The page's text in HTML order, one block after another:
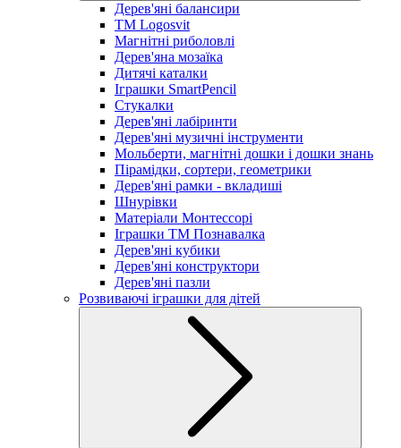
Дерев'яні балансири
TM Logosvit
Магнітні риболовлі
Дерев'яна мозаїка
Дитячі каталки
Іграшки SmartPencil
Стукалки
Дерев'яні лабіринти
Дерев'яні музичні інструменти
Мольберти, магнітні дошки і дошки знань
Пірамідки, сортери, геометрики
Дерев'яні рамки - вкладиші
Шнурівки
Матеріали Монтессорі
Іграшки ТМ Познавалка
Дерев'яні кубики
Дерев'яні конструктори
Дерев'яні пазли
Розвиваючі іграшки для дітей